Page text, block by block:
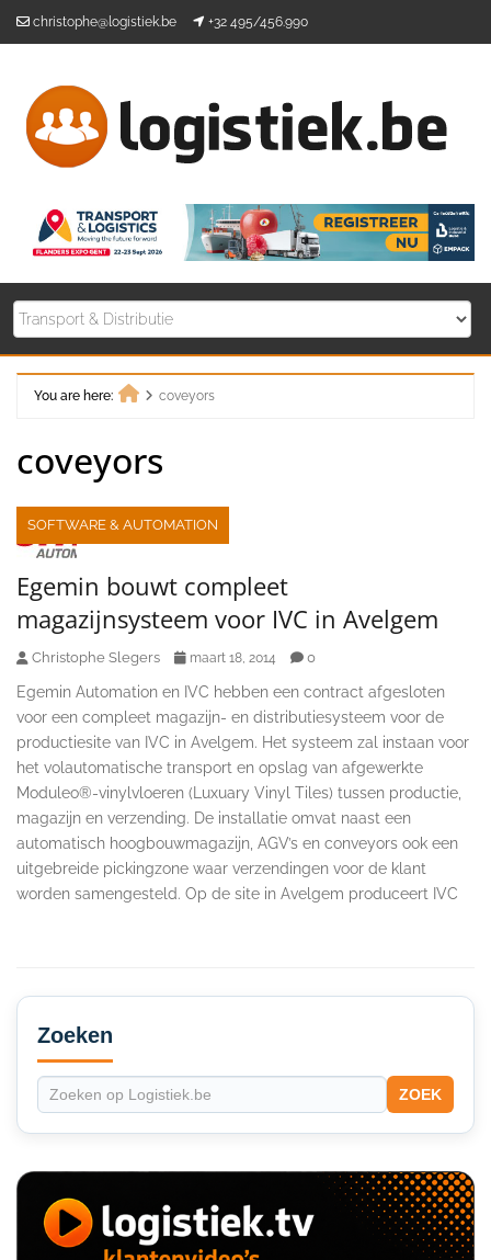
christophe@logistiek.be +32 495/456.990
You are here:
coveyors
coveyors
SOFTWARE & AUTOMATION
Egemin bouwt compleet
magazijnsysteem voor IVC in Avelgem
Christophe Slegers maart 18, 2014 0
Egemin Automation en IVC hebben een contract afgesloten
voor een compleet magazijn- en distributiesysteem voor de
productiesite van IVC in Avelgem. Het systeem zal instaan voor
het volautomatische transport en opslag van afgewerkte
Moduleo®-vinylvloeren (Luxuary Vinyl Tiles) tussen productie,
magazijn en verzending. De installatie omvat naast een
automatisch hoogbouwmagazijn, AGV’s en conveyors ook een
uitgebreide pickingzone waar verzendingen voor de klant
worden samengesteld. Op de site in Avelgem produceert IVC
Secondary
Sidebar
Zoeken
ZOEK